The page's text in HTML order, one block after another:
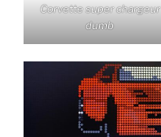
Corvette super chargeur
dumb